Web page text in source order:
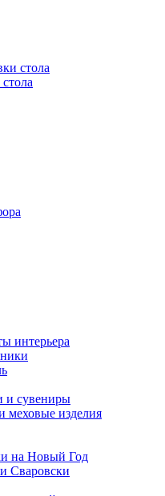
стола
интерьера
и сувениры
меховые изделия
на Новый Год
Сваровски